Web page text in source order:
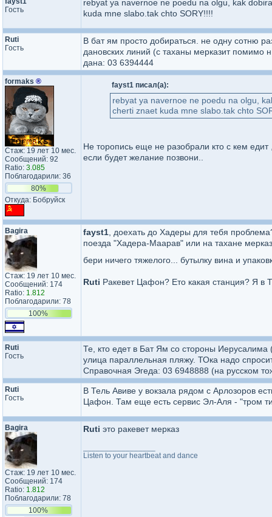
Гость
rebyat ya navernoe ne poedu na olgu, kak
kuda mne slabo.tak chto SORY!!!!
Ruti
Гость
В бат ям просто добираться. не одну сотню
дановских линий (с таханы мерказит помимо
дана: 03 6394444
formaks ®
Стаж: 19 лет 10 мес.
Сообщений: 92
Ratio: 3.085
Поблагодарили: 36
80%
Откуда: Бобруйск
fayst1 писал(а):
rebyat ya navernoe ne poedu na olgu,
cherti znaet kuda mne slabo.tak chto
Не торопись еще не разобрали кто с кем
если будет желание позвони..
Bagira
Стаж: 19 лет 10 мес.
Сообщений: 174
Ratio: 1.812
Поблагодарили: 78
100%
fayst1 , доехать до Хадеры для тебя
поезда "Хадера-Маарав" или на тахане
бери ничего тяжелого... бутылку вина и
Ruti Ракевет Цафон? Ето какая станция? Я в
Ruti
Гость
Те, кто едет в Бат Ям со стороны Иерусалима
улица параллельная пляжу. ТОка надо
Справочная Эгеда: 03 6948888 (на русском
Ruti
Гость
В Тель Авиве у вокзала рядом с Арлозоров
Цафон. Там еще есть сервис Эл-Аля - "тром
Bagira
Стаж: 19 лет 10 мес.
Сообщений: 174
Ratio: 1.812
Поблагодарили: 78
100%
Ruti это ракевет мерказ
Listen to your heartbeat and dance